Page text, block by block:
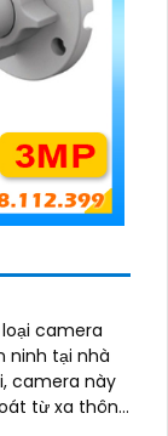
loại camera
ninh tại nhà
từ xa thông